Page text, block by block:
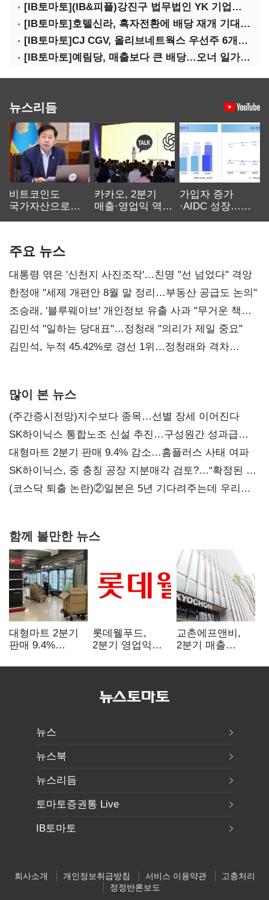
[IB토마토](IB&피플)강진구 법무법인 YK 기업거버넌스센터 센터장
[IB토마토]호텔신라, 흑자전환에 배당 재개 기대감…삼성생명도 웃을까
[IB토마토]CJ CGV, 올리브네트웍스 우선주 6개월 만에 상환…왜?
[IB토마토]예림당, 매출보다 큰 배당…오너 일가에 절반 간다
뉴스리듬
비트코인도
국가자산으로…'
카카오, 2분기
매출·영업익 역대
가입자 증가
·AIDC 성장…
주요 뉴스
대통령 엮은 '신천지 사진조작'…친명 "선 넘었다" 격앙
한정애 "세제 개편안 8월 말 정리…부동산 공급도 논의"
조승래, '블루웨이브' 개인정보 유출 사과 "무거운 책임
통감"
김민석 "일하는 당대표"…정청래 "의리가 제일 중요"
김민석, 누적 45.42%로 경선 1위…정청래와 격차
많이 본 뉴스
(주간증시전망)지수보다 종목…선별 장세 이어진다
SK하이닉스 통합노조 신설 추진…구성원간 성과급
불만 확산
대형마트 2분기 판매 9.4% 감소…홈플러스 사태 여파
SK하이닉스, 중 충칭 공장 지분매각 검토?…“확정된 바
없어”
(코스닥 퇴출 논란)②일본은 5년 기다려주는데 우리는
함께 볼만한 뉴스
대형마트 2분기
판매 9.4%
사태 여파
롯데웰푸드,
2분기 영업익
사업이 실적 견인
교촌에프앤비,
2분기 매출
전년보다 4.9%↑
뉴스
뉴스북
뉴스리듬
토마토증권통 Live
IB토마토
회사소개 개인정보취급방침 서비스 이용약관
고충처리
정정반론보도